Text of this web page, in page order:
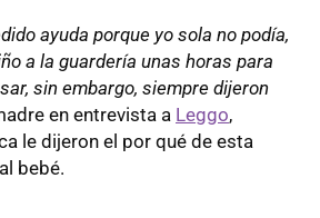
ayuda porque yo sola no podía,
a la guardería unas horas para
sin embargo, siempre dijeron
en entrevista a Leggo,
le dijeron el por qué de esta
bebé.